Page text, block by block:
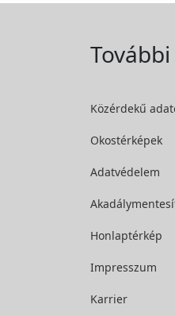
Közérdekű
Okostérképek
Adatvédelem
Honlaptérkép
Impresszum
Karrier